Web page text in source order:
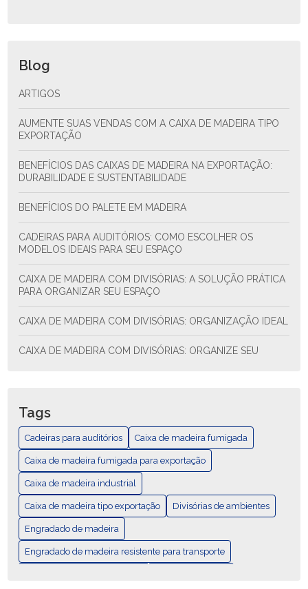
Blog
ARTIGOS
AUMENTE SUAS VENDAS COM A CAIXA DE MADEIRA TIPO
EXPORTAÇÃO
BENEFÍCIOS DAS CAIXAS DE MADEIRA NA EXPORTAÇÃO:
DURABILIDADE E SUSTENTABILIDADE
BENEFÍCIOS DO PALETE EM MADEIRA
CADEIRAS PARA AUDITÓRIOS: COMO ESCOLHER OS
MODELOS IDEAIS PARA SEU ESPAÇO
CAIXA DE MADEIRA COM DIVISÓRIAS: A SOLUÇÃO PRÁTICA
PARA ORGANIZAR SEU ESPAÇO
CAIXA DE MADEIRA COM DIVISÓRIAS: ORGANIZAÇÃO IDEAL
CAIXA DE MADEIRA COM DIVISÓRIAS: ORGANIZE SEU
PARA ORGANIZAR SEU ESPAÇO
CAIXA DE MADEIRA EXPORTAÇÃO: COMO ESCOLHER E AS
MELHORES PRÁTICAS
CAIXA DE MADEIRA EXPORTAÇÃO: GUÍA COMPLETA
CAIXA DE MADEIRA FUMIGADA PARA EXPORTAÇÃO
CAIXA DE MADEIRA FUMIGADA: DESCUBRA SUAS
VANTAGENS E USOS
Tags
Cadeiras para auditórios Caixa de madeira fumigada
Caixa de madeira fumigada para exportação
Caixa de madeira industrial
Caixa de madeira tipo exportação Divisórias de ambientes
Engradado de madeira
Engradado de madeira resistente para transporte